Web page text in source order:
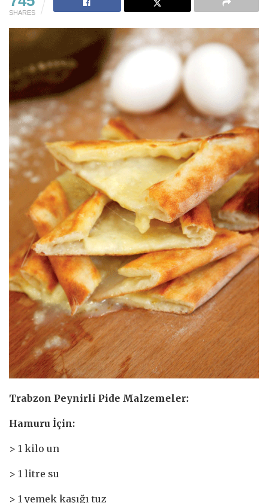
SHARES
Trabzon Peynirli Pide Malzemeler:
Hamuru İçin:
> 1 kilo un
> 1 litre su
> 1 yemek kaşığı tuz